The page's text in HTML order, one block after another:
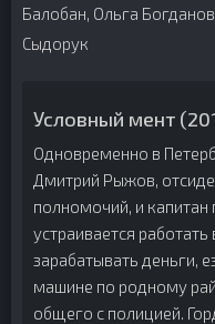
Балобан, Ольга
Сыдорук
Условный мент
Одновременно в
Дмитрий Рыжов,
полномочий, и
устраивается
зарабатывать деньги,
машине по родному
общего с полицией.